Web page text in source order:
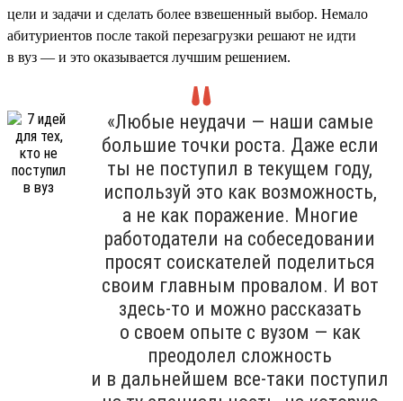
цели и задачи и сделать более взвешенный выбор. Немало
абитуриентов после такой перезагрузки решают не идти
в вуз — и это оказывается лучшим решением.
«Любые неудачи — наши самые
большие точки роста. Даже если
ты не поступил в текущем году,
используй это как возможность,
а не как поражение. Многие
работодатели на собеседовании
просят соискателей поделиться
своим главным провалом. И вот
здесь-то и можно рассказать
о своем опыте с вузом — как
преодолел сложность
и в дальнейшем все-таки поступил